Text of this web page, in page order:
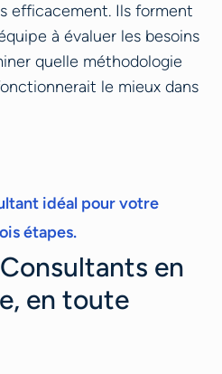
efficacement. Ils forment
à évaluer les besoins
quelle méthodologie
le mieux dans
idéal pour votre
étapes.
en
en toute